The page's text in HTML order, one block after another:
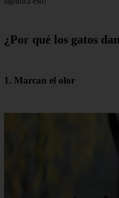
¿Por qué los gatos
1. Marcan el olor